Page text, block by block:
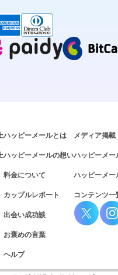
ハッピーメールとは
ハッピーメールの想い
料金について
カップルレポート
出会い成功談
お褒めの言葉
ヘルプ
メディア掲載
ハッピーメー
ハッピーメー
コンテンツ一